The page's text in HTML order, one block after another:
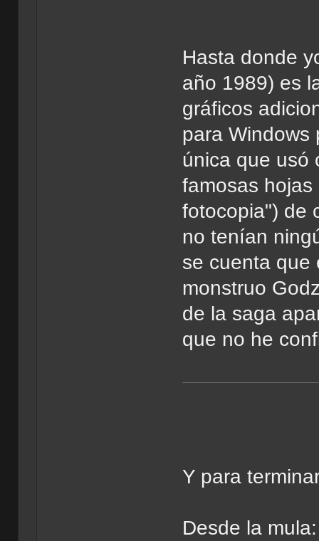
Hasta donde
año 1989) es
gráficos
para Windows
única que usó
famosas
fotocopia") de
no tenían
se cuenta que
monstruo
de la saga
que no he
Y para
Desde la